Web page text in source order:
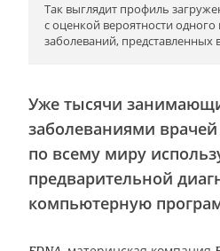
Так выглядит профиль
с оценкой вероятности
заболеваний,
Уже тысячи
заболеваниями
по всему миру
предварительной
компьютерную